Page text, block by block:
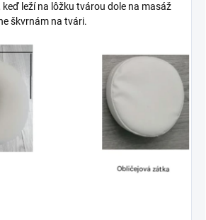
leží na lôžku tvárou dole na masáž
škvrnám na tvári.